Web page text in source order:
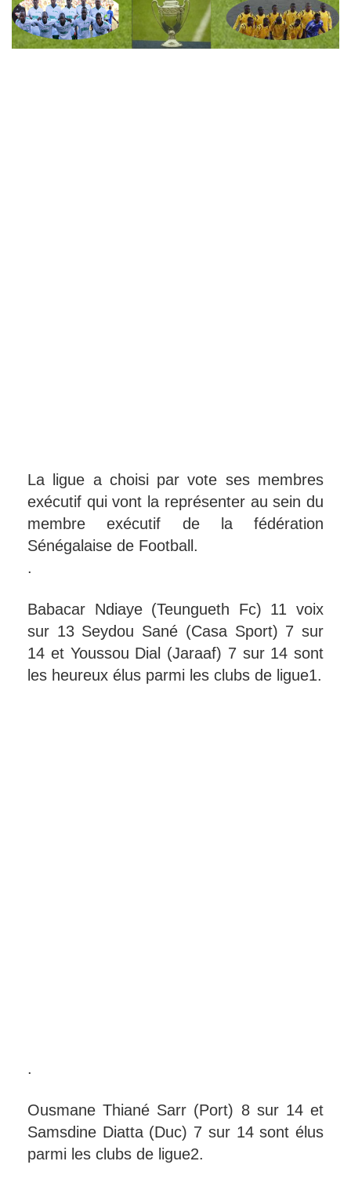
La ligue a choisi par vote ses membres
exécutif qui vont la représenter au sein du
membre exécutif de la fédération
Sénégalaise de Football.
.
Babacar Ndiaye (Teungueth Fc) 11 voix
sur 13 Seydou Sané (Casa Sport) 7 sur
14 et Youssou Dial (Jaraaf) 7 sur 14 sont
les heureux élus parmi les clubs de ligue1.
.
Ousmane Thiané Sarr (Port) 8 sur 14 et
Samsdine Diatta (Duc) 7 sur 14 sont élus
parmi les clubs de ligue2.